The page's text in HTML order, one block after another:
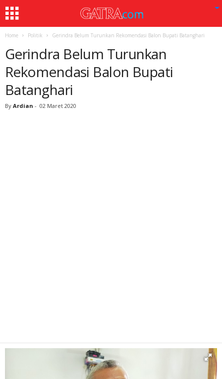
Home Politik Gerindra Belum Turunkan Rekomendasi Balon Bupati Batanghari
Gerindra Belum Turunkan
Rekomendasi Balon Bupati
Batanghari
By Ardian - 02 Maret 2020